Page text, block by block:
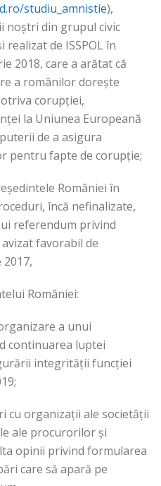
studiu_amnistie),
noștri din grupul civic
realizat de ISSPOL în
2018, care a arătat că
a românilor dorește
corupției,
la Uniunea Europeană
de a asigura
pentru fapte de corupție;
României în
încă nefinalizate,
referendum privind
favorabil de
României:
a unui
continuarea luptei
integrității funcției
cu organizații ale societății
ale procurorilor și
opinii privind formularea
care să apară pe